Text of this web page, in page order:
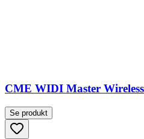
CME WIDI Master
Se produkt